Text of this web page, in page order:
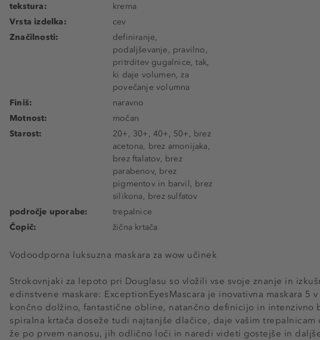
Vodoodporna luksuzna maskara za wow učinek
Strokovnjaki za lepoto pri Douglasu so vložili vse svoje znanje in
edinstvene maskare: ExceptionEyesMascara je inovativna maskara 5
končno dolžino, fantastične obline, natančno definicijo in intenzivno
spiralna krtača doseže tudi najtanjše dlačice, daje vašim trepalnicam
že po prvem nanosu, jih odlično loči in naredi videti gostejše in
tekstura:
krema
Vrsta izdelka:
cev
Značilnosti:
definiranje,
podaljševanje, pravilno,
pritrditev gugalnice, tak,
ki daje volumen, za
povečanje volumna
Finiš:
naravno
Motnost:
močan
Starost:
20+, 30+, 40+, 50+, brez
acetona, brez amonijaka,
brez ftalatov, brez
parabenov, brez
pigmentov in barvil, brez
silikona, brez sulfatov
področje uporabe:
trepalnice
Čopič:
žična krtača